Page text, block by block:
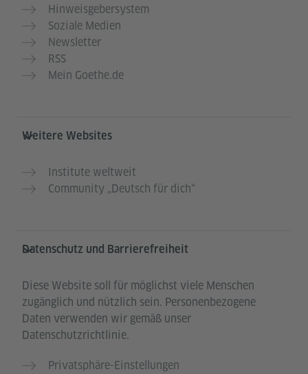
Hinweisgebersystem
Soziale Medien
Newsletter
RSS
Mein Goethe.de
Weitere Websites
Institute weltweit
Community „Deutsch für dich“
Datenschutz und Barrierefreiheit
Diese Website soll für möglichst viele Menschen
zugänglich und nützlich sein. Personenbezogene
Daten verwenden wir gemäß unser
Datenschutzrichtlinie.
Privatsphäre-Einstellungen